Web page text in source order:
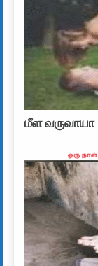
மீள வருவாயா